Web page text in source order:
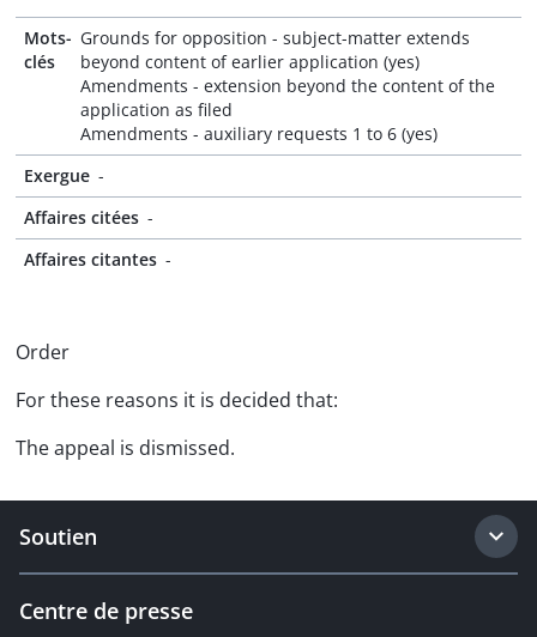
Mots-
clés
Grounds for opposition - subject-matter extends
beyond content of earlier application (yes)
Amendments - extension beyond the content of the
application as filed
Amendments - auxiliary requests 1 to 6 (yes)
Exergue -
Affaires citées -
Affaires citantes -
Order
For these reasons it is decided that:
The appeal is dismissed.
Soutien
Centre de presse